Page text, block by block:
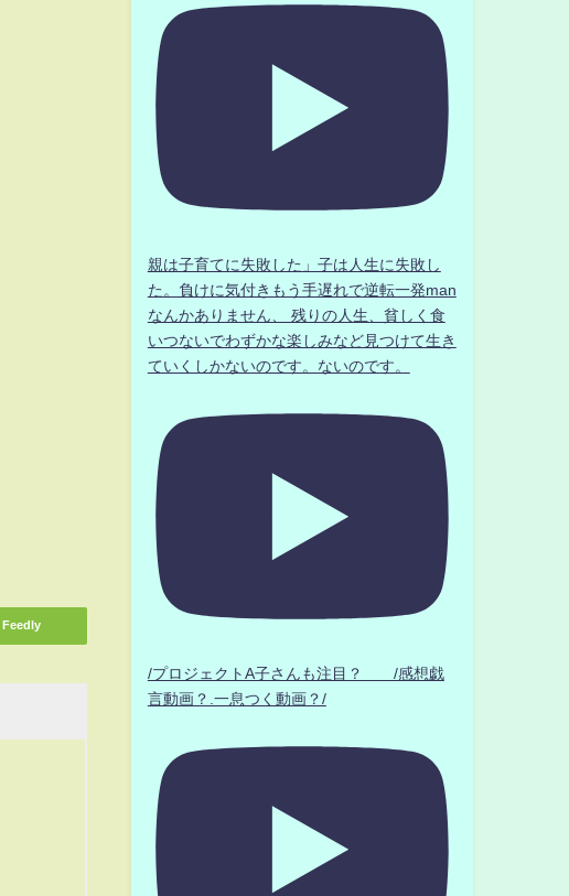
Feedly
親は子育てに失敗した」子は人生に失敗し
た。負けに気付きもう手遅れで逆転一発man
なんかありません、 残りの人生、貧しく食
いつないでわずかな楽しみなど見つけて生き
ていくしかないのです。ないのです。
/プロジェクトA子さんも注目？ /感想戯
言動画？.一息つく動画？/